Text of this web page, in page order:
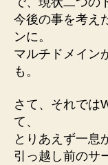
今後の事を考え
ンに。
マルチドメイン
も。
さて、それでは
て、
とりあえず一息
引っ越し前のサ